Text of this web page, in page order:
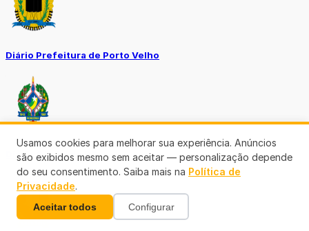
Diário Prefeitura de Porto Velho
Diário Oficial de RO
Usamos cookies para melhorar sua experiência. Anúncios
são exibidos mesmo sem aceitar — personalização depende
do seu consentimento. Saiba mais na Política de
Privacidade.
Aceitar todos Configurar